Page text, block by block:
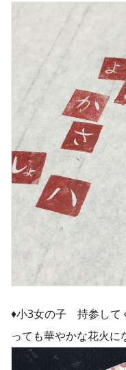
♦︎小3女の子 持参して
っても華やかな花火に